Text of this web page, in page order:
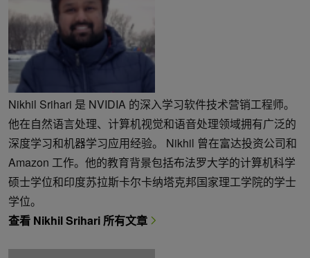
Nikhil Srihari 是 NVIDIA 的深入学习软件技术营销工程师。
他在自然语言处理、计算机视觉和语音处理领域拥有广泛的
深度学习和机器学习应用经验。 Nikhil 曾在富达投资公司和
Amazon 工作。他的教育背景包括布法罗大学的计算机科学
硕士学位和印度苏拉斯卡尔卡纳塔克邦国家理工学院的学士
学位。
查看 Nikhil Srihari 所有文章